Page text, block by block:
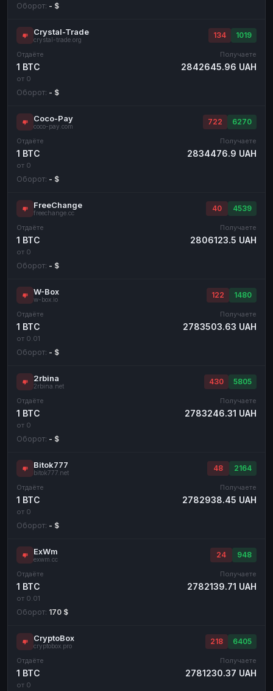
Оборот: - $
Crystal-Trade
crystal-trade.org
134 1019
Отдаёте
1 BTC
от 0
Получаете
2842645.96 UAH
Оборот: - $
Coco-Pay
coco-pay.com
722 6270
Отдаёте
1 BTC
от 0
Получаете
2834476.9 UAH
Оборот: - $
FreeChange
freechange.cc
40 4539
Отдаёте
1 BTC
от 0
Получаете
2806123.5 UAH
Оборот: - $
W-Box
w-box.io
122 1480
Отдаёте
1 BTC
от 0.01
Получаете
2783503.63 UAH
Оборот: - $
2rbina
2rbina.net
430 5805
Отдаёте
1 BTC
от 0
Получаете
2783246.31 UAH
Оборот: - $
Bitok777
bitok777.net
48 2164
Отдаёте
1 BTC
от 0
Получаете
2782938.45 UAH
Оборот: - $
ExWm
exwm.cc
24 948
Отдаёте
1 BTC
от 0.01
Получаете
2782139.71 UAH
Оборот: 170 $
CryptoBox
cryptobox.pro
218 6405
Отдаёте
1 BTC
от 0
Получаете
2781230.37 UAH